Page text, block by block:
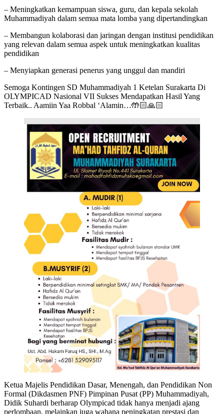
– Meningkatkan kemampuan siswa, guru, dan kepala sekolah
Muhammadiyah dalam semua mata lomba yang dipertandingkan
– Membangun kolaborasi dan jaringan dengan institusi pendidikan
yang relevan dalam semua aspek untuk meningkatkan kualitas
pendidikan
– Menyiapkan generasi penerus yang unggul dan mandiri
Semoga Kontingen SD Muhammadiyah 1 Ketelan Surakarta Di
OLYMPICAD Nasional VII Sukses Mendapatkan Hasil Yang
Terbaik.. Aamiin Yaa Robbal ‘Alamin…🤲🏻🙏🏻
Ketua Majelis Pendidikan Dasar, Menengah, dan Pendidikan Non
Formal (Dikdasmen PNF) Pimpinan Pusat (PP) Muhammadiyah,
Didik Suhardi berharap Olympicad tidak hanya menjadi ajang
perlombaan, melainkan juga wahana peningkatan prestasi dan